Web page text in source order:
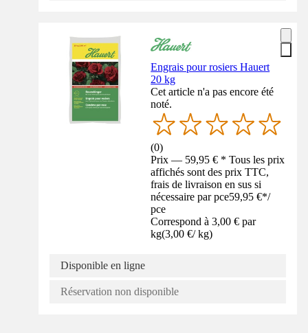
Engrais pour rosiers Hauert
20 kg
Cet article n'a pas encore été
noté.
(0)
Prix — 59,95 € * Tous les prix
affichés sont des prix TTC,
frais de livraison en sus si
nécessaire par pce59,95 €*/
pce
Correspond à 3,00 € par
kg(3,00 €/ kg)
Disponible en ligne
Réservation non disponible